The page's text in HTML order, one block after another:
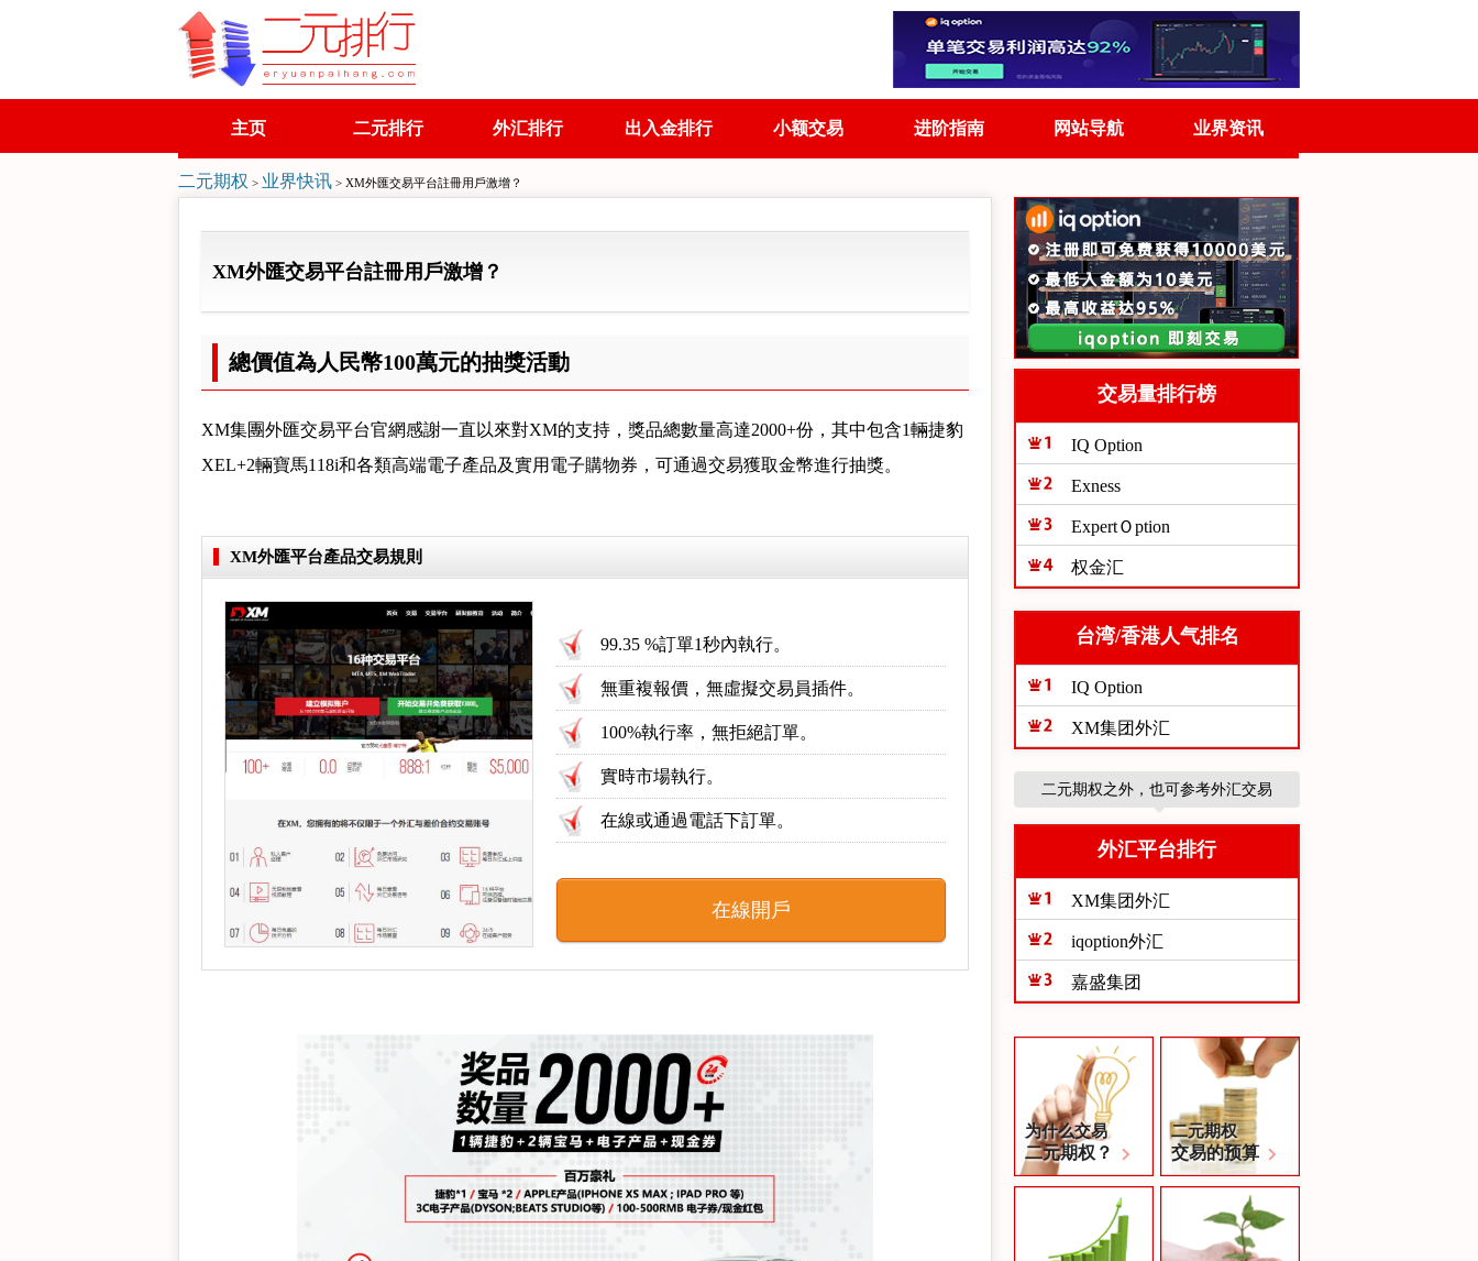
主页 二元排行 外汇排行 出入金排行 小额交易 进阶指南 网站导航 业界资讯
二元期权 > 业界快讯 > XM外匯交易平台註冊用戶激增？
XM外匯交易平台註冊用戶激增？
總價值為人民幣100萬元的抽獎活動
XM集團外匯交易平台官網感謝一直以來對XM的支持，獎品總數量高達2000+份，其中包含1輛捷豹
XEL+2輛寶馬118i和各類高端電子產品及實用電子購物券，可通過交易獲取金幣進行抽獎。
XM外匯平台產品交易規則
99.35 %訂單1秒內執行。
無重複報價，無虛擬交易員插件。
100%執行率，無拒絕訂單。
實時市場執行。
在線或通過電話下訂單。
在線開戶
交易量排行榜
IQ Option
Exness
ExpertＯption
权金汇
台湾/香港人气排名
IQ Option
XM集团外汇
二元期权之外，也可参考外汇交易
外汇平台排行
XM集团外汇
iqoption外汇
嘉盛集团
为什么交易
二元期权？
二元期权
交易的预算